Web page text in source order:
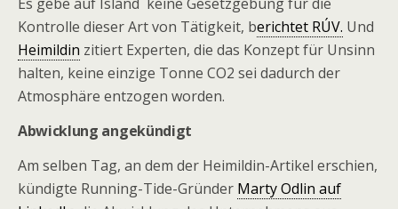
Kontrolle dieser Art von Tätigkeit, berichtet RÚV. Und
Heimildin zitiert Experten, die das Konzept für Unsinn
halten, keine einzige Tonne CO2 sei dadurch der
Atmosphäre entzogen worden.
Abwicklung angekündigt
Am selben Tag, an dem der Heimildin-Artikel erschien,
kündigte Running-Tide-Gründer Marty Odlin auf